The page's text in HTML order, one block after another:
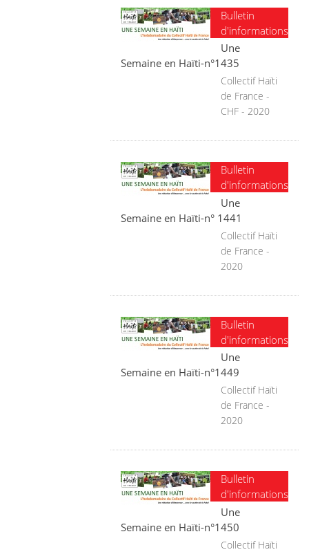
Bulletin
d'informations
Une
Semaine en Haïti-n°1435
Collectif Haïti
de France -
CHF - 2020
Bulletin
d'informations
Une
Semaine en Haïti-n° 1441
Collectif Haïti
de France -
2020
Bulletin
d'informations
Une
Semaine en Haïti-n°1449
Collectif Haïti
de France -
2020
Bulletin
d'informations
Une
Semaine en Haïti-n°1450
Collectif Haïti